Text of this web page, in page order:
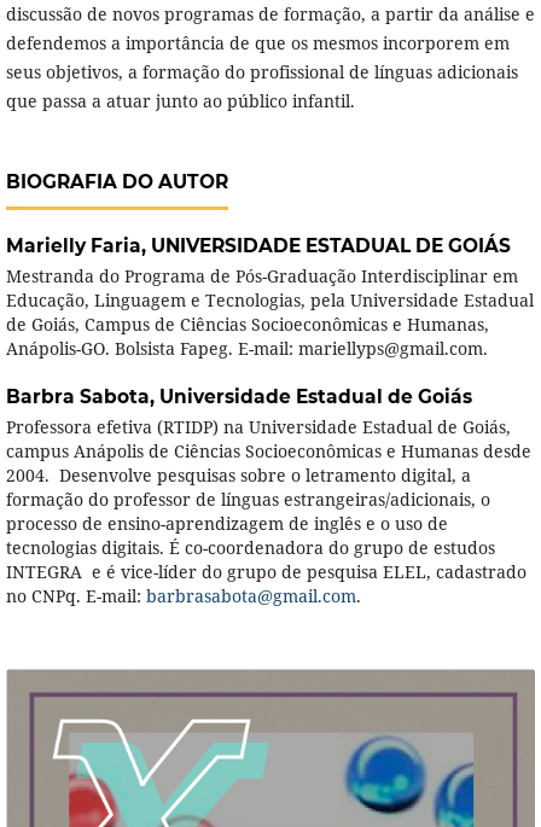
discussão de novos programas de formação, a partir da análise e
defendemos a importância de que os mesmos incorporem em
seus objetivos, a formação do profissional de línguas adicionais
que passa a atuar junto ao público infantil.
BIOGRAFIA DO AUTOR
Marielly Faria, UNIVERSIDADE ESTADUAL DE GOIÁS
Mestranda do Programa de Pós-Graduação Interdisciplinar em
Educação, Linguagem e Tecnologias, pela Universidade Estadual
de Goiás, Campus de Ciências Socioeconômicas e Humanas,
Anápolis-GO. Bolsista Fapeg. E-mail: mariellyps@gmail.com.
Barbra Sabota, Universidade Estadual de Goiás
Professora efetiva (RTIDP) na Universidade Estadual de Goiás,
campus Anápolis de Ciências Socioeconômicas e Humanas desde
2004. Desenvolve pesquisas sobre o letramento digital, a
formação do professor de línguas estrangeiras/adicionais, o
processo de ensino-aprendizagem de inglês e o uso de
tecnologias digitais. É co-coordenadora do grupo de estudos
INTEGRA e é vice-líder do grupo de pesquisa ELEL, cadastrado
no CNPq. E-mail: barbrasabota@gmail.com.